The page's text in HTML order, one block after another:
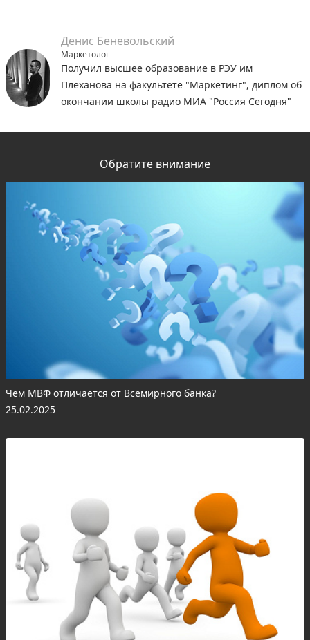
Денис Беневольский
Маркетолог
Получил высшее образование в РЭУ им
Плеханова на факультете "Маркетинг", диплом об
окончании школы радио МИА "Россия Сегодня"
Обратите внимание
Чем МВФ отличается от Всемирного банка?
25.02.2025